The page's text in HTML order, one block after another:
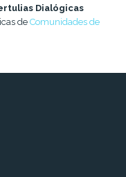
Dialógicas
de Comunidades de